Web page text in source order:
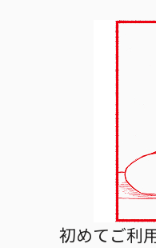
初めてご利